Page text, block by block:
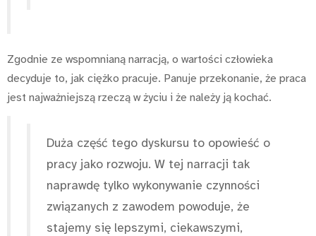
Zgodnie ze wspomnianą narracją, o wartości człowieka
decyduje to, jak ciężko pracuje. Panuje przekonanie, że praca
jest najważniejszą rzeczą w życiu i że należy ją kochać.
Duża część tego dyskursu to opowieść o
pracy jako rozwoju. W tej narracji tak
naprawdę tylko wykonywanie czynności
związanych z zawodem powoduje, że
stajemy się lepszymi, ciekawszymi,